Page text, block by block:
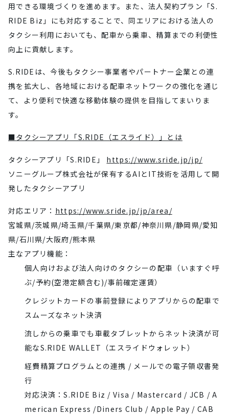
用できる環境づくりを進めます。また、法人契約プラン「S.
RIDE Biz」にも対応することで、同エリアにおける法人の
タクシー利用においても、配車から乗車、精算までの利便性
向上に貢献します。
S.RIDEは、今後もタクシー事業者やパートナー企業との連
携を拡大し、各地域における配車ネットワークの強化を通じ
て、より便利で快適な移動体験の提供を目指してまいりま
す。
■タクシーアプリ「S.RIDE（エスライド）」とは
タクシーアプリ「S.RIDE」 https://www.sride.jp/jp/
ソニーグループ株式会社が保有するAIとIT技術を活用して開
発したタクシーアプリ
対応エリア： https://www.sride.jp/jp/area/
宮城県/茨城県/埼玉県/千葉県/東京都/神奈川県/静岡県/愛知
県/石川県/大阪府/熊本県
主なアプリ機能：
個人向けおよび法人向けのタクシーの配車（いますぐ呼
ぶ/予約(空港定額含む)/事前確定運賃）
クレジットカードの事前登録によりアプリからの配車で
スムーズなネット決済
流しからの乗車でも車載タブレットからネット決済が可
能なS.RIDE WALLET（エスライドウォレット）
経費精算プログラムとの連携 / メールでの電子領収書発
行
対応決済：S.RIDE Biz / Visa / Mastercard / JCB / A
merican Express /Diners Club / Apple Pay / CAB